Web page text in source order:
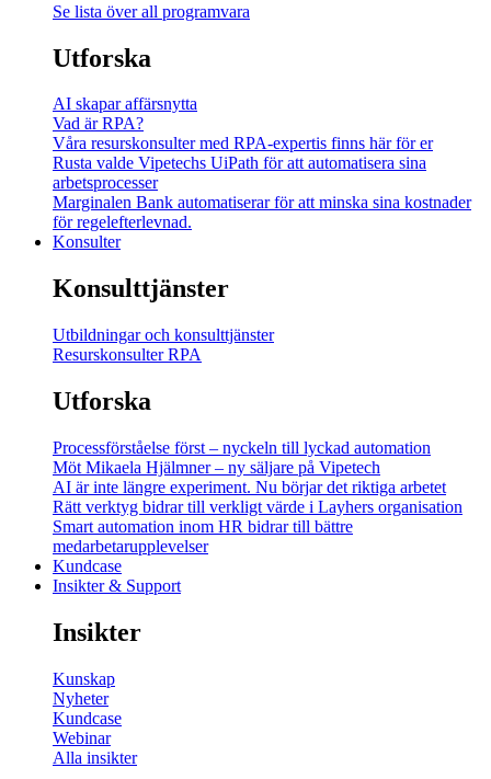
Se lista över all programvara
Utforska
AI skapar affärsnytta
Vad är RPA?
Våra resurskonsulter med RPA-expertis finns här för er
Rusta valde Vipetechs UiPath för att automatisera sina
arbetsprocesser
Marginalen Bank automatiserar för att minska sina kostnader
för regelefterlevnad.
Konsulter
Konsulttjänster
Utbildningar och konsulttjänster
Resurskonsulter RPA
Utforska
Processförståelse först – nyckeln till lyckad automation
Möt Mikaela Hjälmner – ny säljare på Vipetech
AI är inte längre experiment. Nu börjar det riktiga arbetet
Rätt verktyg bidrar till verkligt värde i Layhers organisation
Smart automation inom HR bidrar till bättre
medarbetarupplevelser
Kundcase
Insikter & Support
Insikter
Kunskap
Nyheter
Kundcase
Webinar
Alla insikter